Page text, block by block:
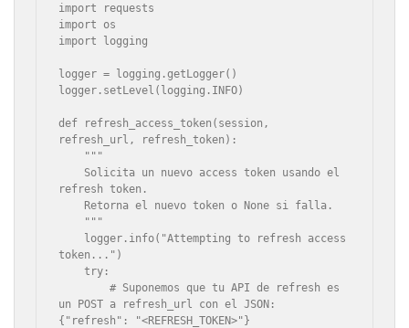
import requests
import os
import logging
logger = logging.getLogger()
logger.setLevel(logging.INFO)
def refresh_access_token(session,
refresh_url, refresh_token):
refresh token.
token...")
    try:
        # Suponemos que tu API de refresh es
un POST a refresh_url con el JSON:
{"refresh": "<REFRESH_TOKEN>"}